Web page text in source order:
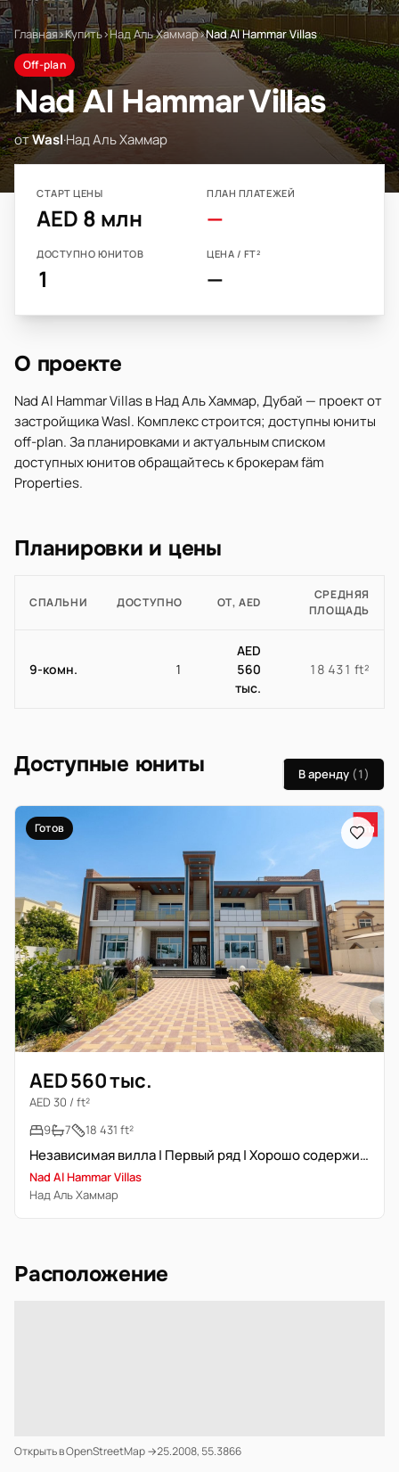
Главная›Купить›Над Аль Хаммар›Nad Al Hammar Villas
Off-plan
Nad Al Hammar Villas
отWasl·Над Аль Хаммар
СТАРТ ЦЕНЫ
AED 8 млн
ПЛАН ПЛАТЕЖЕЙ
—
ДОСТУПНО ЮНИТОВ
1
ЦЕНА / FT²
—
О проекте
Nad Al Hammar Villas в Над Аль Хаммар, Дубай — проект от
застройщика Wasl. Комплекс строится; доступны юниты
off-plan. За планировками и актуальным списком
доступных юнитов обращайтесь к брокерам fäm
Properties.
Планировки и цены
СПАЛЬНИ ДОСТУПНО ОТ, AED
СРЕДНЯЯ
ПЛОЩАДЬ
9-комн. 1
AED
560
тыс.
18 431 ft²
Доступные юниты В аренду (1)
Готов
AED 560 тыс.
AED 30 / ft²
9
7 18 431 ft²
Независимая вилла | Первый ряд | Хорошо содержится
Nad Al Hammar Villas
Над Аль Хаммар
Расположение
Открыть в OpenStreetMap →25.2008, 55.3866